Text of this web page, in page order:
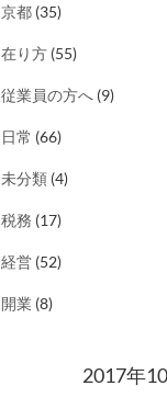
京都 (35)
在り方 (55)
従業員の方へ (9)
日常 (66)
未分類 (4)
税務 (17)
経営 (52)
開業 (8)
2017年